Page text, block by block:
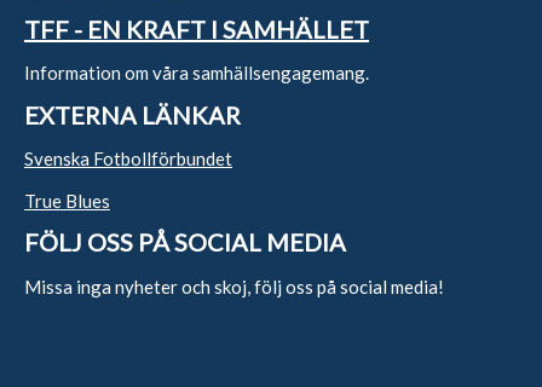
TFF - EN KRAFT I SAMHÄLLET
Information om våra samhällsengagemang.
EXTERNA LÄNKAR
Svenska Fotbollförbundet
True Blues
FÖLJ OSS PÅ SOCIAL MEDIA
Missa inga nyheter och skoj, följ oss på social media!